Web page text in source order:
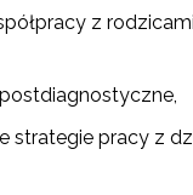
z
strategie pracy z